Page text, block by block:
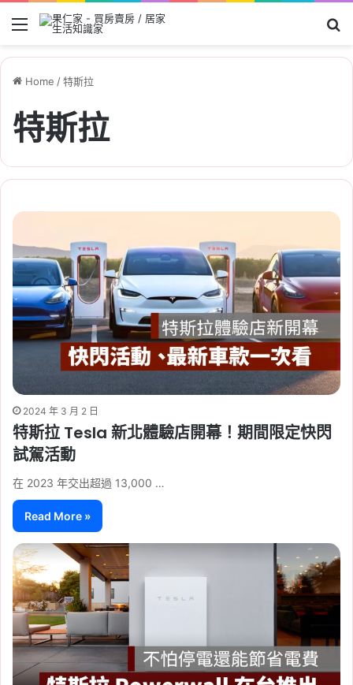
Menu
Home /特斯拉
特斯拉
2024 年 3 月 2 日
特斯拉 Tesla 新北體驗店開幕！期間限定快閃
試駕活動
在 2023 年交出超過 13,000 …
Read More »